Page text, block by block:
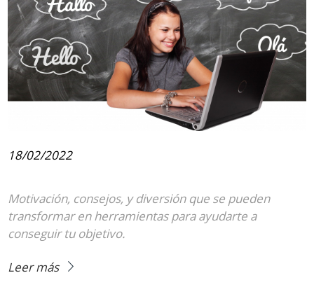
18/02/2022
Motivación, consejos, y diversión que se pueden
transformar en herramientas para ayudarte a
conseguir tu objetivo.
Leer más